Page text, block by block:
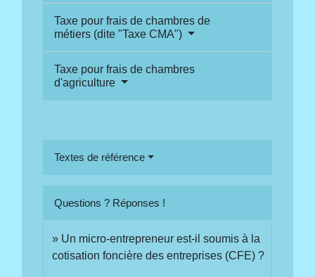
Taxe pour frais de chambres de
métiers (dite "Taxe CMA")
Taxe pour frais de chambres
d'agriculture
Textes de référence
Questions ? Réponses !
Un micro-entrepreneur est-il soumis à la
cotisation foncière des entreprises (CFE) ?